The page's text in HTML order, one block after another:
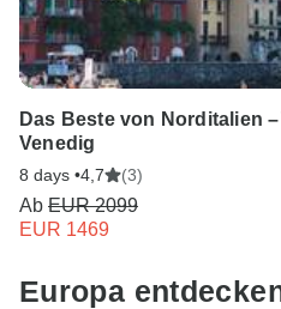
Das Beste von Norditalien
Venedig
8 days •4,7 (3)
Ab EUR 2099
EUR 1469
Europa